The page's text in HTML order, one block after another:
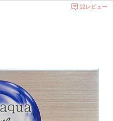
12レビュー